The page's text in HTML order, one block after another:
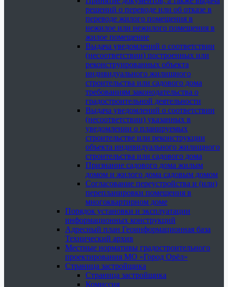
решений о переводе или об отказе в
переводе жилого помещения в
нежилое или нежилого помещения в
жилое помещение
Выдача уведомлений о соответствии
(несоответствии) построенных или
реконструированных объекта
индивидуального жилищного
строительства или садового дома
требованиям законодательства о
градостроительной деятельности
Выдача уведомлений о соответствии
(несоответствии) указанных в
уведомлении о планируемых
строительстве или реконструкции
объекта индивидуального жилищного
строительства или садового дома
Признание садового дома жилым
домом и жилого дома садовым домом
Согласование переустройства и (или)
перепланировки помещения в
многоквартирном доме
Порядок установки и эксплуатации
информационных конструкций
Адресный план Геоинформационная база
Технический архив
Местные нормативы градостроительного
проектирования МО «Город Орёл»
Страница застройщика
Страница застройщика
Комиссия